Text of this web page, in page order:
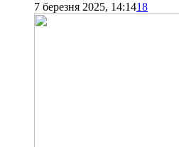
7 березня 2025, 14:1418